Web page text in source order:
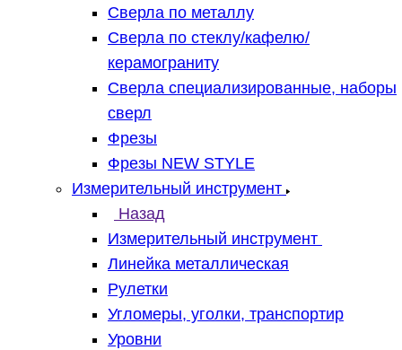
Сверла по металлу
Сверла по стеклу/кафелю/
керамограниту
Сверла специализированные, наборы
сверл
Фрезы
Фрезы NEW STYLE
Измерительный инструмент
Назад
Измерительный инструмент
Линейка металлическая
Рулетки
Угломеры, уголки, транспортир
Уровни